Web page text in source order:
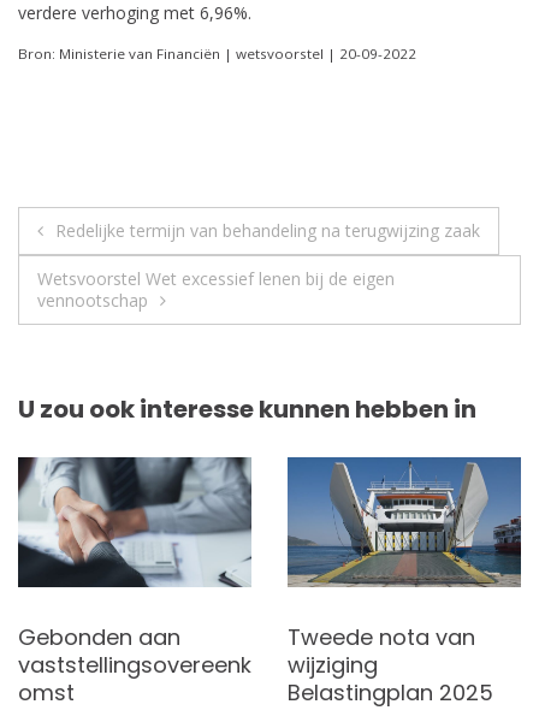
verdere verhoging met 6,96%.
Bron: Ministerie van Financiën | wetsvoorstel | 20-09-2022
Berichtnavigatie
Redelijke termijn van behandeling na terugwijzing zaak
Wetsvoorstel Wet excessief lenen bij de eigen
vennootschap
U zou ook interesse kunnen hebben in
Gebonden aan
vaststellingsovereenk
omst
Tweede nota van
wijziging
Belastingplan 2025